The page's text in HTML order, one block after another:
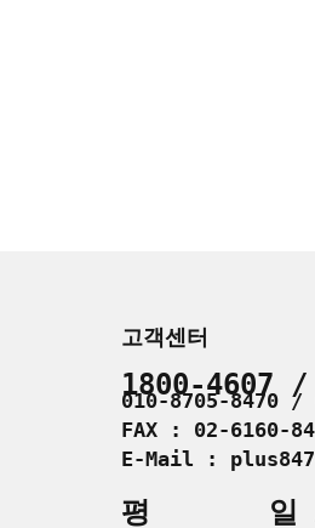
고객센터
1800-4607
010-8705-8470 /
FAX : 02-6160-
E-Mail :
평 일